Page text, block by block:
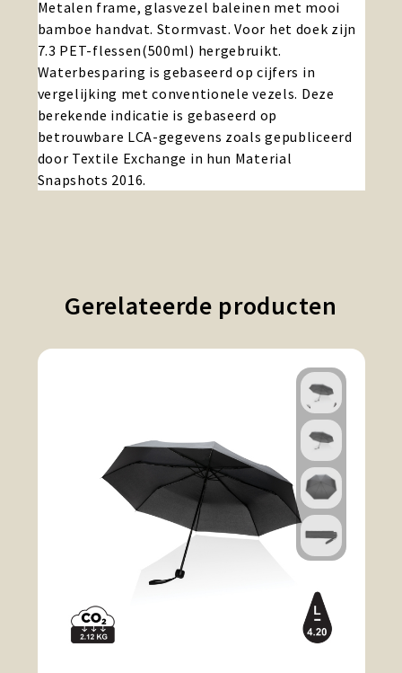
Metalen frame, glasvezel baleinen met mooi
bamboe handvat. Stormvast. Voor het doek zijn
7.3 PET-flessen(500ml) hergebruikt.
Waterbesparing is gebaseerd op cijfers in
vergelijking met conventionele vezels. Deze
berekende indicatie is gebaseerd op
betrouwbare LCA-gegevens zoals gepubliceerd
door Textile Exchange in hun Material
Snapshots 2016.
Gerelateerde producten